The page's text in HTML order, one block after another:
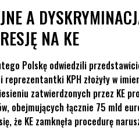
A
NA KE
Polskę odwiedzili
KPH złożyły w
zatwierdzonych przez KE
obejmujących łącznie 75 mld
że KE zamknęła procedurę